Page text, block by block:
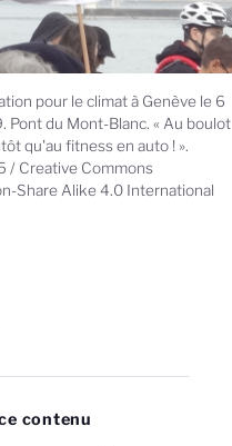
pour le climat à Genève le 6
Pont du Mont-Blanc. « Au boulot
qu'au fitness en auto ! ».
/ Creative Commons
Share Alike 4.0 International
contenu